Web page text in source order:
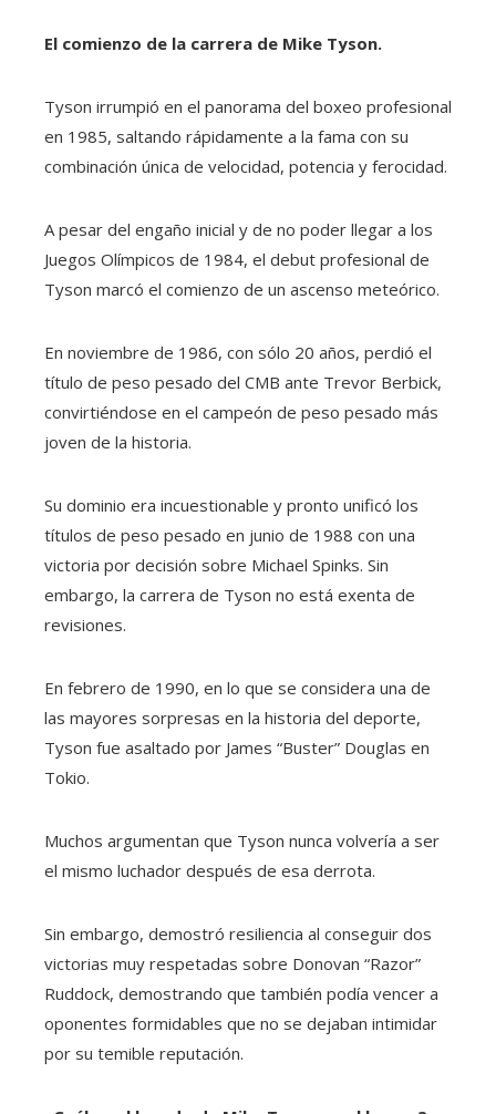
El comienzo de la carrera de Mike Tyson.
Tyson irrumpió en el panorama del boxeo profesional
en 1985, saltando rápidamente a la fama con su
combinación única de velocidad, potencia y ferocidad.
A pesar del engaño inicial y de no poder llegar a los
Juegos Olímpicos de 1984, el debut profesional de
Tyson marcó el comienzo de un ascenso meteórico.
En noviembre de 1986, con sólo 20 años, perdió el
título de peso pesado del CMB ante Trevor Berbick,
convirtiéndose en el campeón de peso pesado más
joven de la historia.
Su dominio era incuestionable y pronto unificó los
títulos de peso pesado en junio de 1988 con una
victoria por decisión sobre Michael Spinks. Sin
embargo, la carrera de Tyson no está exenta de
revisiones.
En febrero de 1990, en lo que se considera una de
las mayores sorpresas en la historia del deporte,
Tyson fue asaltado por James “Buster” Douglas en
Tokio.
Muchos argumentan que Tyson nunca volvería a ser
el mismo luchador después de esa derrota.
Sin embargo, demostró resiliencia al conseguir dos
victorias muy respetadas sobre Donovan “Razor”
Ruddock, demostrando que también podía vencer a
oponentes formidables que no se dejaban intimidar
por su temible reputación.